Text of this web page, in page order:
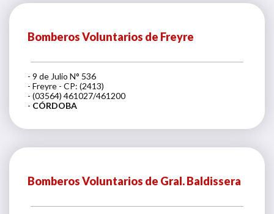
Bomberos Voluntarios de Freyre
- 9 de Julio N° 536
- Freyre - CP: (2413)
- (03564) 461027/461200
- CÓRDOBA
Bomberos Voluntarios de Gral. Baldissera